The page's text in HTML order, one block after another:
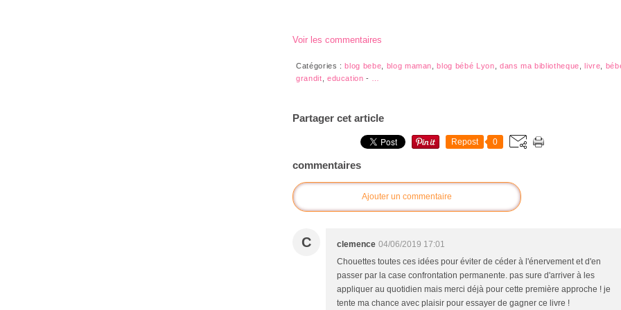
Voir les commentaires
Catégories :blog bebe blog maman ,blog bébé Lyon dans ma bibliotheque ,livre
grandit
education -
Partager cet article
Repost 0
commentaires
Ajouter un commentaire
C clemence 04/06/2019 17:01
Chouettes toutes ces idées pour éviter de céder à l'énervement et d'en
passer par la case confrontation permanente. pas sure d'arriver à les
appliquer au quotidien mais merci déjà pour cette première approche ! je
tente ma chance avec plaisir pour essayer de gagner ce livre !